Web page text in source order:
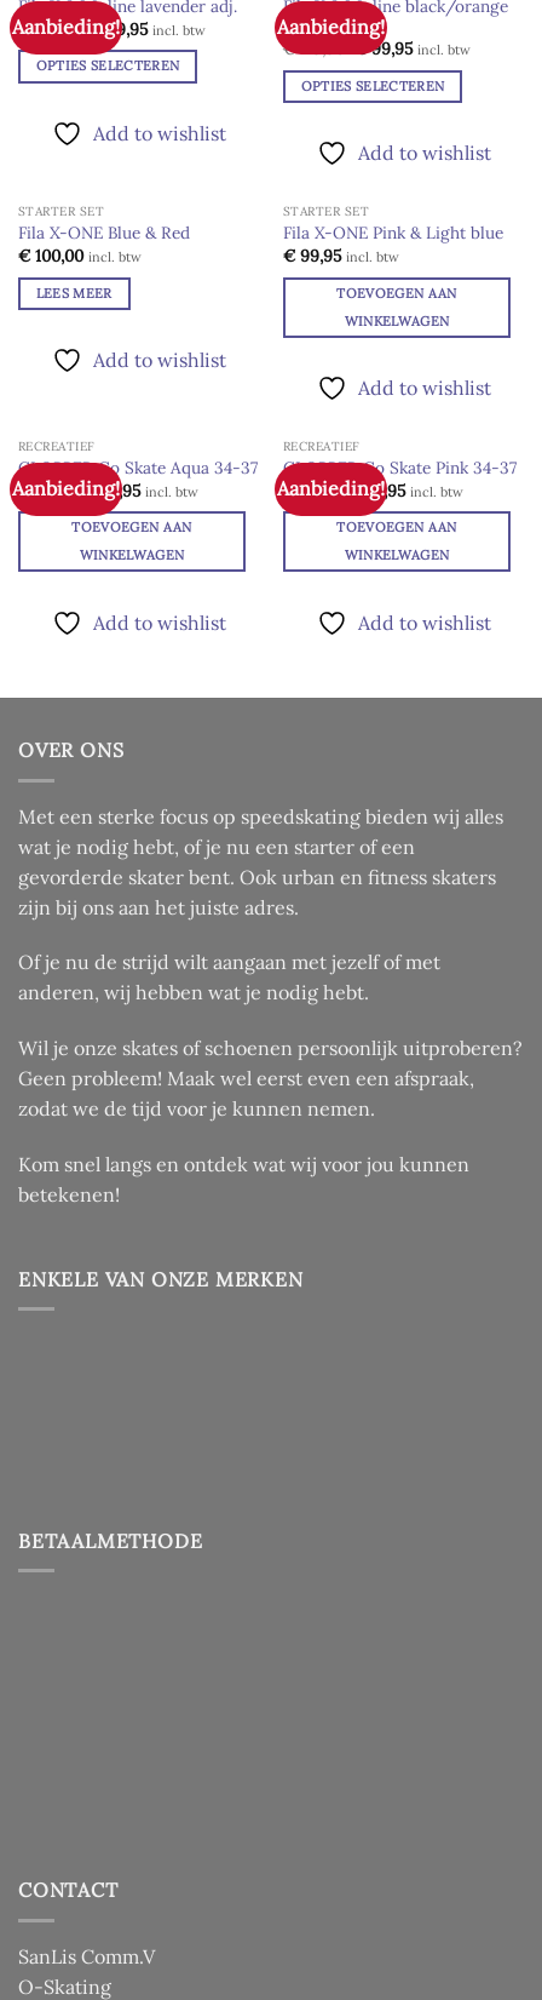
Aanbieding!
Add to
Fila X 2.0 Inline lavender adj.
€119,90 Oorspronkelijke
prijs
was:
€ 119,90.
€99,95Huidige
is:
€ 99,95.
incl. btw
OPTIES SELECTEREN
product
Deze
optie
kan
gekozen
Add to wishlist
Aanbieding!
Fila X 2.0 Inline black/orange
adj.
€119,90 Oorspronkelijke
prijs
was:
€ 119,90.
€99,95Huidige
is:
€ 99,95.
incl. btw
OPTIES SELECTEREN
product
variaties.
Deze
optie
worden
Add to wishlist
UITVERKOCHT
STARTER SET
Fila X-ONE Blue & Red
€100,00 incl. btw
LEES MEER
Add to wishlist
STARTER SET
Fila X-ONE Pink & Light blue
€99,95 incl. btw
TOEVOEGEN AAN
WINKELWAGEN
Add to wishlist
Aanbieding!
RECREATIEF
GLOBBER Go Skate Aqua 34-37
€74,95 Oorspronkelijke
prijs
was:
€ 74,95.
€69,95Huidige
is:
€ 69,95.
incl. btw
TOEVOEGEN AAN
WINKELWAGEN
Add to wishlist
Aanbieding!
RECREATIEF
GLOBBER Go Skate Pink 34-37
€74,95 Oorspronkelijke
prijs
was:
€ 74,95.
€69,95Huidige
is:
€ 69,95.
incl. btw
TOEVOEGEN AAN
WINKELWAGEN
Add to wishlist
OVER ONS
Met een sterke focus op speedskating bieden wij alles
wat je nodig hebt, of je nu een starter of een
gevorderde skater bent. Ook urban en fitness skaters
zijn bij ons aan het juiste adres.
Of je nu de strijd wilt aangaan met jezelf of met
anderen, wij hebben wat je nodig hebt.
Wil je onze skates of schoenen persoonlijk uitproberen?
Geen probleem! Maak wel eerst even een afspraak,
zodat we de tijd voor je kunnen nemen.
Kom snel langs en ontdek wat wij voor jou kunnen
betekenen!
ENKELE VAN ONZE MERKEN
BETAALMETHODE
CONTACT
SanLis Comm.V
O-Skating